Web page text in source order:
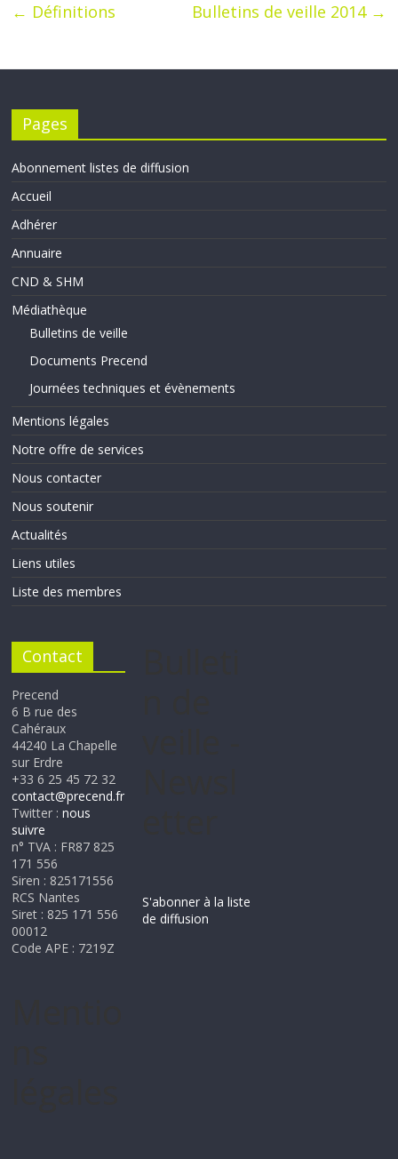
← Définitions Bulletins de veille 2014 →
Pages
Abonnement listes de diffusion
Accueil
Adhérer
Annuaire
CND & SHM
Médiathèque
Bulletins de veille
Documents Precend
Journées techniques et évènements
Mentions légales
Notre offre de services
Nous contacter
Nous soutenir
Actualités
Liens utiles
Liste des membres
Contact
Precend
6 B rue des
Cahéraux
44240 La Chapelle
sur Erdre
+33 6 25 45 72 32
contact@precend.fr
Twitter :nous
suivre
n° TVA : FR87 825
171 556
Siren : 825171556
RCS Nantes
Siret : 825 171 556
00012
Code APE : 7219Z
S'abonner à la liste
de diffusion